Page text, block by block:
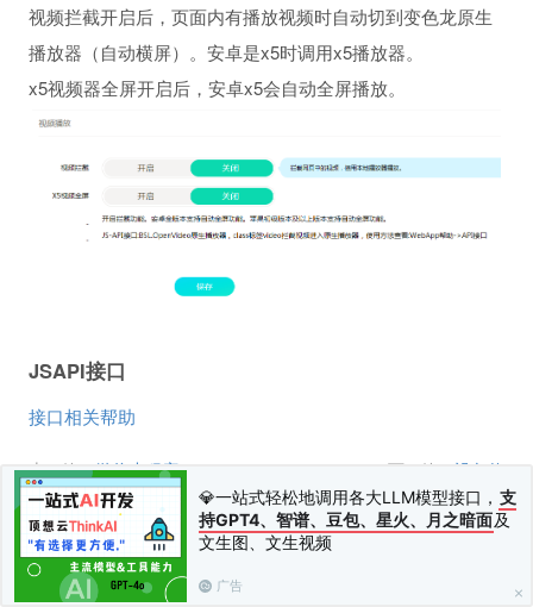
💎一站式轻松地调用各大LLM模型接口， 支
持GPT4、智谱、豆包、星火、月之暗面及
文生图、文生视频
广告
视频拦截开启后，页面内有播放视频时自动切到变色龙原生
播放器（自动横屏）。安卓是x5时调用x5播放器。
x5视频器全屏开启后，安卓x5会自动全屏播放。
JSAPI接口
接口相关帮助
上一篇：微信小程序 下一篇： 设备值